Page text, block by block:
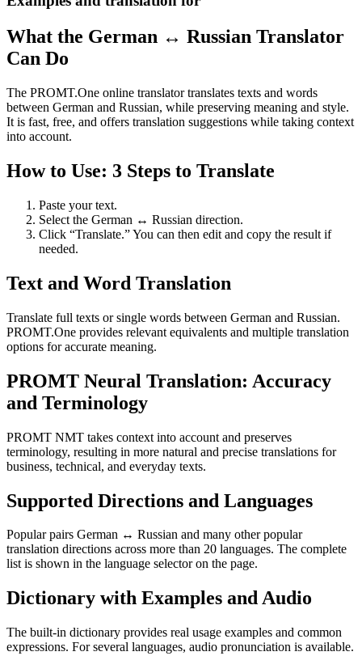
What the German ↔ Russian Translator
Can Do
The PROMT.One online translator translates texts and words
between German and Russian, while preserving meaning and style.
It is fast, free, and offers translation suggestions while taking context
into account.
How to Use: 3 Steps to Translate
Paste your text.
Select the German ↔ Russian direction.
Click “Translate.” You can then edit and copy the result if
needed.
Text and Word Translation
Translate full texts or single words between German and Russian.
PROMT.One provides relevant equivalents and multiple translation
options for accurate meaning.
PROMT Neural Translation: Accuracy
and Terminology
PROMT NMT takes context into account and preserves
terminology, resulting in more natural and precise translations for
business, technical, and everyday texts.
Supported Directions and Languages
Popular pairs German ↔ Russian and many other popular
translation directions across more than 20 languages. The complete
list is shown in the language selector on the page.
Dictionary with Examples and Audio
The built-in dictionary provides real usage examples and common
expressions. For several languages, audio pronunciation is available.